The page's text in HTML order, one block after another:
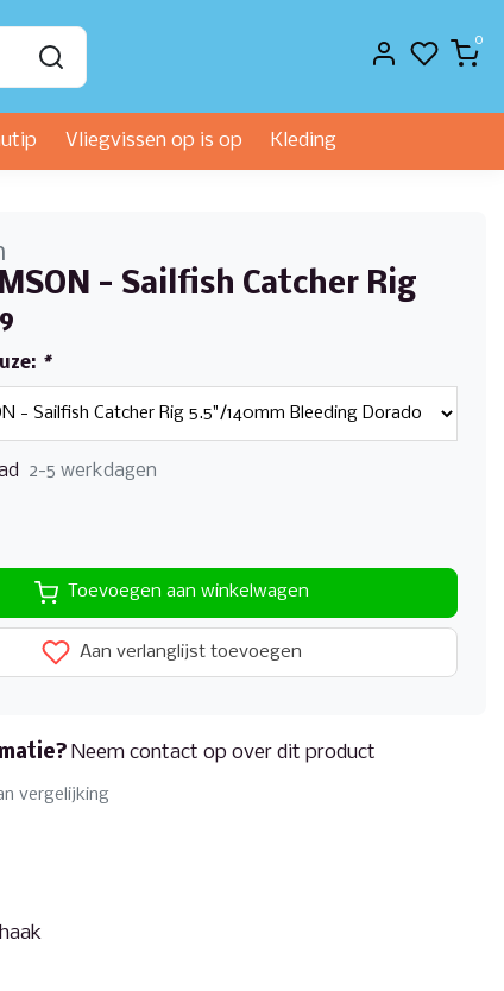
0
Vliegvissen op is op Kleding
- Sailfish Catcher Rig
*
2-5 werkdagen
Toevoegen aan winkelwagen
Aan verlanglijst toevoegen
Neem contact op over dit product
vergelijking